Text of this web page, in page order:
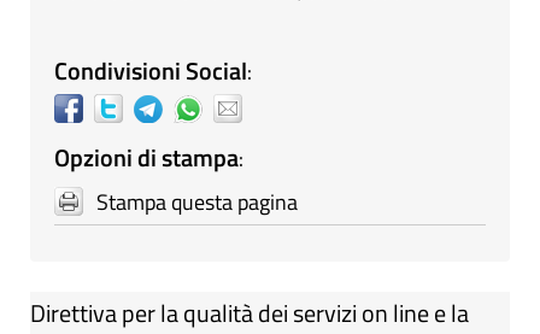
Condivisioni Social:
Opzioni di stampa:
Stampa questa pagina
Direttiva per la qualità dei servizi on line e la